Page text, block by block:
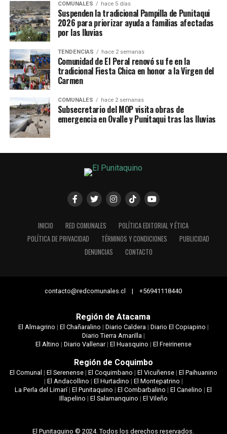
COMUNALES hace 5 días
Suspenden la tradicional Pampilla de Punitaqui
2026 para priorizar ayuda a familias afectadas
por las lluvias
TENDENCIAS hace 2 semanas
Comunidad de El Peral renovó su fe en la
tradicional Fiesta Chica en honor a la Virgen del
Carmen
COMUNALES hace 2 semanas
Subsecretario del MOP visita obras de
emergencia en Ovalle y Punitaqui tras las lluvias
INICIO RED COMUNALES
POLÍTICA EDITORIAL Y ÉTICA
POLÍTICA DE PRIVACIDAD
TÉRMINOS Y CONDICIONES
PUBLICIDAD
DENUNCIAS
CONTACTO
contacto@redcomunales.cl | +56941118440
Región de Atacama
El Almagrino | El Chañaralino | Diario Caldera| Diario El Copiapino |
Diario Tierra Amarilla|
El Altino | Diario Vallenar| El Huasquino | El Freirinense
Región de Coquimbo
El Comunal | El Serenense| El Coquimbano | El Vicuñense| El Paihuanino
| El Andacollino | El Hurtadino | El Montepatrino |
La Perla del Limarí|El Punitaquino |El Combarbalino |El Canelino |El
Illapelino | El Salamanquino | El Vileño
El Punitaquino © 2024. Todos los derechos reservados.